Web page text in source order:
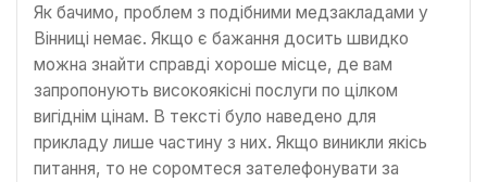
Як бачимо, проблем з подібними медзакладами у
Вінниці немає. Якщо є бажання досить швидко
можна знайти справді хороше місце, де вам
запропонують високоякісні послуги по цілком
вигіднім цінам. В тексті було наведено для
прикладу лише частину з них. Якщо виникли якісь
питання, то не соромтеся зателефонувати за